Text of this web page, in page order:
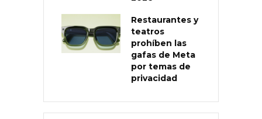
Restaurantes y
teatros
prohíben las
gafas de Meta
por temas de
privacidad